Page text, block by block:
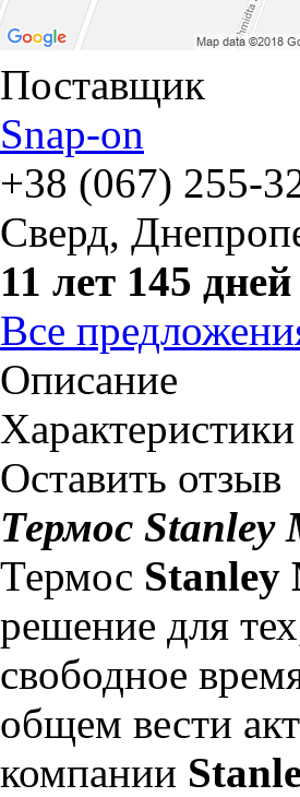
Поставщик
Snap-on
+38 (067) 255-
Сверд,
11 лет 145 дней
Все
Описание
Характеристики
Оставить отзыв
Термос Stanley
Термос Stanley
решение для
свободное
общем вести
компании